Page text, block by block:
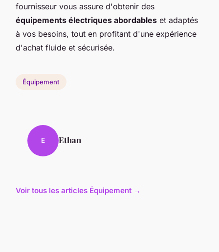
fournisseur vous assure d'obtenir des
équipements électriques abordables et adaptés
à vos besoins, tout en profitant d'une expérience
d'achat fluide et sécurisée.
Équipement
E Ethan
Voir tous les articles Équipement →